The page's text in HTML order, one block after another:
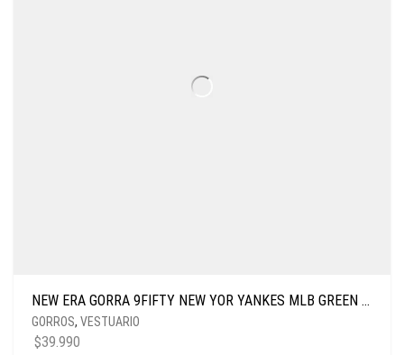
NEW ERA GORRA 9FIFTY NEW YOR YANKES MLB GREEN MED
GORROS, VESTUARIO
$39.990